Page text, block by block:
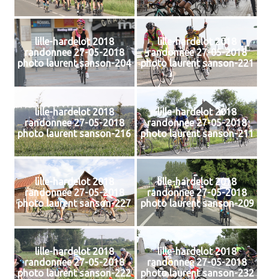
lille-hardelot 2018
randonnee 27-05-2018
photo laurent sanson-204
lille-hardelot 2018
randonnee 27-05-2018
photo laurent sanson-221
lille-hardelot 2018
randonnee 27-05-2018
photo laurent sanson-216
lille-hardelot 2018
randonnee 27-05-2018
photo laurent sanson-211
lille-hardelot 2018
randonnee 27-05-2018
photo laurent sanson-227
lille-hardelot 2018
randonnee 27-05-2018
photo laurent sanson-209
lille-hardelot 2018
randonnee 27-05-2018
photo laurent sanson-222
lille-hardelot 2018
randonnee 27-05-2018
photo laurent sanson-232